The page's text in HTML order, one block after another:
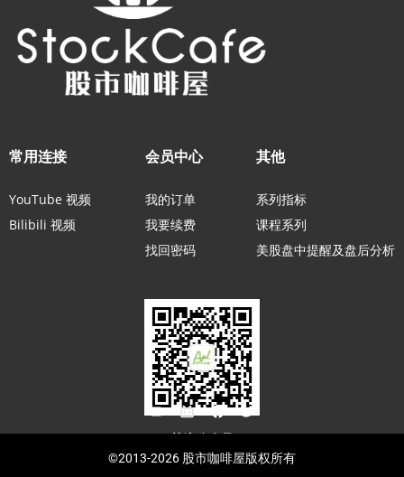
常用连接
YouTube 视频
Bilibili 视频
会员中心
我的订单
我要续费
找回密码
其他
系列指标
课程系列
美股盘中提醒及盘后分析
关注公众号
©2013-2026 股市咖啡屋版权所有